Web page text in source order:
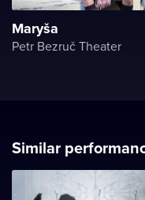
Maryša
Petr Bezruč Theater
Similar